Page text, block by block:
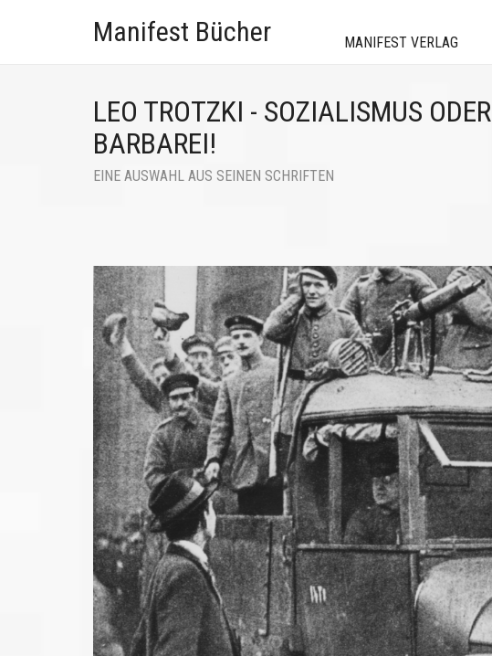
Manifest Bücher MANIFEST VERLAG
LEO TROTZKI - SOZIALISMUS ODER
BARBAREI!
EINE AUSWAHL AUS SEINEN SCHRIFTEN